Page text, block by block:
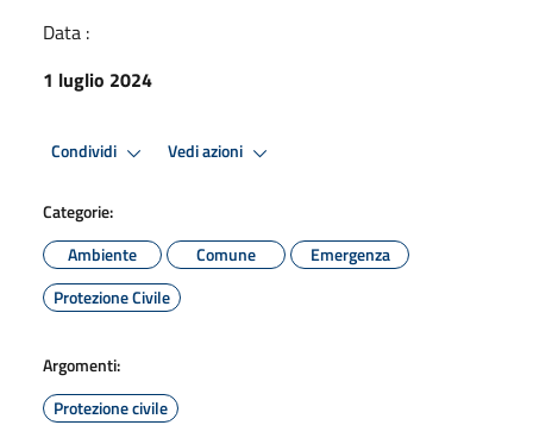
Data :
1 luglio 2024
Condividi Vedi azioni
Categorie:
Ambiente
Comune
Emergenza
Protezione Civile
Argomenti:
Protezione civile